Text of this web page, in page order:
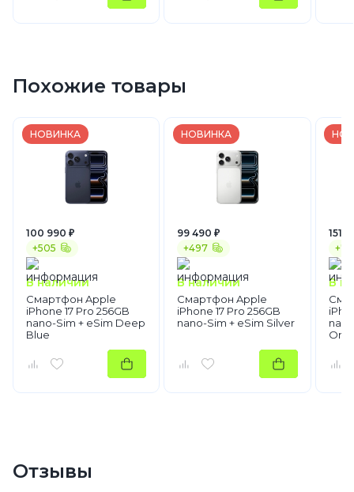
Похожие товары
НОВИНКА
+505
100 990 ₽
В наличии
Смартфон Apple
iPhone 17 Pro 256GB
nano-Sim + eSim Deep
Blue
НОВИНКА
+497
99 490 ₽
В наличии
Смартфон Apple
iPhone 17 Pro 256GB
nano-Sim + eSim Silver
151
В
Отзывы